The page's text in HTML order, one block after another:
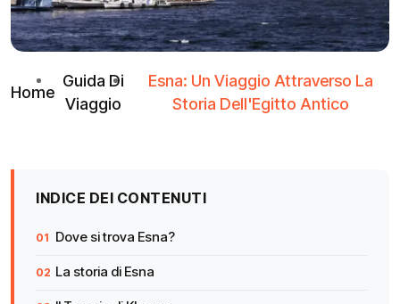
Home
Guida Di
Viaggio
Esna: Un Viaggio Attraverso La
Storia Dell'Egitto Antico
INDICE DEI CONTENUTI
Dove si trova Esna?
La storia di Esna